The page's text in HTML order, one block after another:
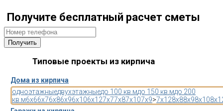
Получите бесплатный расчет сметы
Типовые проекты из кирпича
Дома из кирпича
одноэтажныедвухэтажныедо 100 кв.мдо 150 кв.мдо 200
кв.м6x66x76x86x96x106x127x77x87x107x9>7x128x88x98x10